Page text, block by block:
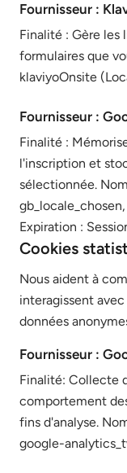
Fournisseur :
Finalité : Gère les
formulaires que
klaviyoOnsite
Fournisseur :
Finalité :
l'inscription et
sélectionnée.
Expiration :
Cookies
Nous aident à
interagissent
données
Fournisseur :
Finalité: Collecte
comportement
fins d'analyse.
google-